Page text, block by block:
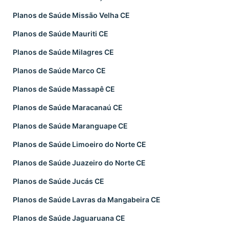
Planos de Saúde Missão Velha CE
Planos de Saúde Mauriti CE
Planos de Saúde Milagres CE
Planos de Saúde Marco CE
Planos de Saúde Massapê CE
Planos de Saúde Maracanaú CE
Planos de Saúde Maranguape CE
Planos de Saúde Limoeiro do Norte CE
Planos de Saúde Juazeiro do Norte CE
Planos de Saúde Jucás CE
Planos de Saúde Lavras da Mangabeira CE
Planos de Saúde Jaguaruana CE